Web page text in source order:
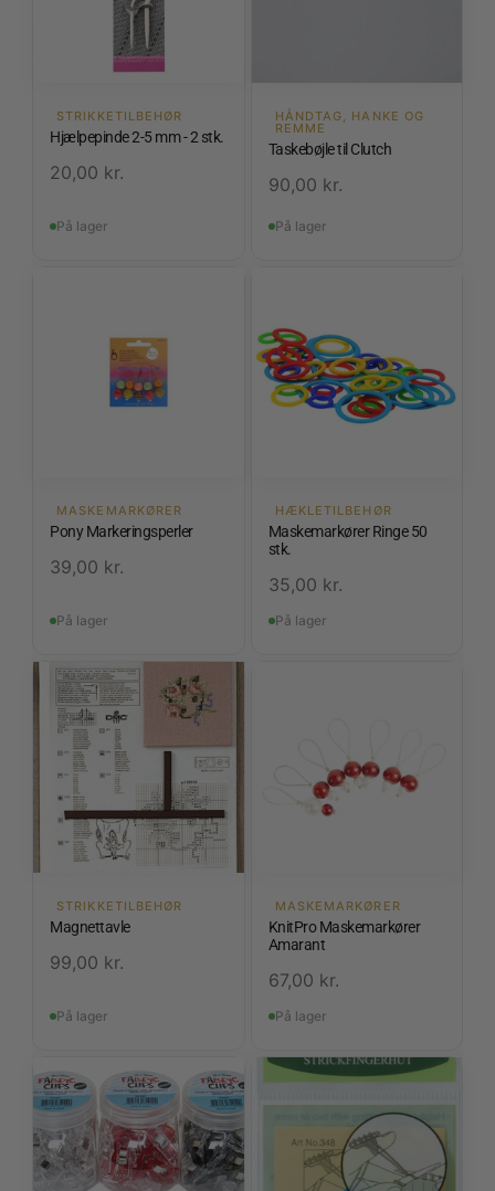
STRIKKETILBEHØR
Hjælpepinde 2-5 mm - 2 stk.
20,00 kr.
På lager
HÅNDTAG, HANKE OG
REMME
Taskebøjle til Clutch
90,00 kr.
På lager
MASKEMARKØRER
Pony Markeringsperler
39,00 kr.
På lager
HÆKLETILBEHØR
Maskemarkører Ringe 50
stk.
35,00 kr.
På lager
STRIKKETILBEHØR
Magnettavle
99,00 kr.
På lager
MASKEMARKØRER
KnitPro Maskemarkører
Amarant
67,00 kr.
På lager